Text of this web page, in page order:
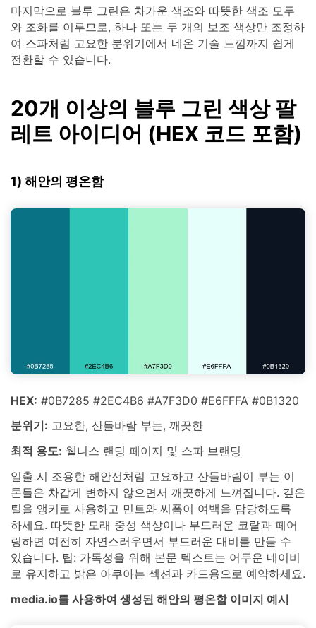
마지막으로 블루 그린은 차가운 색조와 따뜻한 색조 모두
와 조화를 이루므로, 하나 또는 두 개의 보조 색상만 조정하
여 스파처럼 고요한 분위기에서 네온 기술 느낌까지 쉽게
전환할 수 있습니다.
20개 이상의 블루 그린 색상 팔
레트 아이디어 (HEX 코드 포함)
1) 해안의 평온함
HEX: #0B7285 #2EC4B6 #A7F3D0 #E6FFFA #0B1320
분위기: 고요한, 산들바람 부는, 깨끗한
최적 용도: 웰니스 랜딩 페이지 및 스파 브랜딩
일출 시 조용한 해안선처럼 고요하고 산들바람이 부는 이
톤들은 차갑게 변하지 않으면서 깨끗하게 느껴집니다. 깊은
틸을 앵커로 사용하고 민트와 씨폼이 여백을 담당하도록
하세요. 따뜻한 모래 중성 색상이나 부드러운 코랄과 페어
링하면 여전히 자연스러우면서 부드러운 대비를 만들 수
있습니다. 팁: 가독성을 위해 본문 텍스트는 어두운 네이비
로 유지하고 밝은 아쿠아는 섹션과 카드용으로 예약하세요.
media.io를 사용하여 생성된 해안의 평온함 이미지 예시